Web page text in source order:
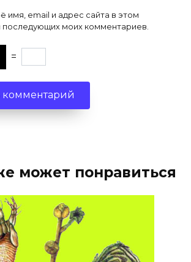
имя, email и адрес сайта в этом
последующих моих комментариев.
=
может понравиться